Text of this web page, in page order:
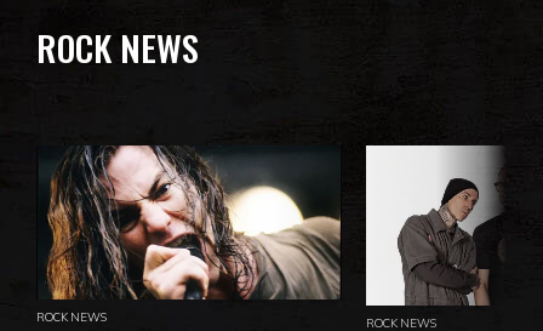
ROCK NEWS
ROCK NEWS ROCK NEWS